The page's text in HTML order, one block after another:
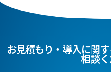
お見積もり・導入に関
相談